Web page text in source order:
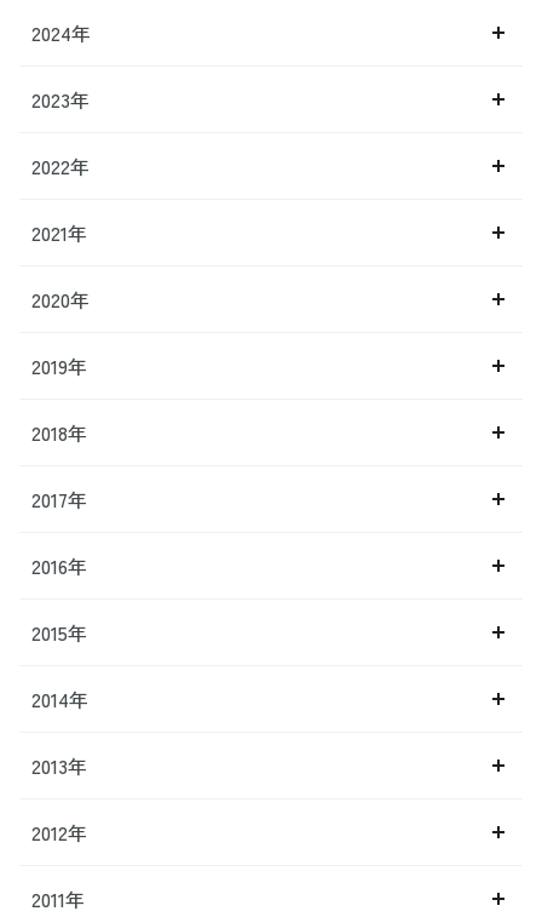
2024年
2023年
2022年
2021年
2020年
2019年
2018年
2017年
2016年
2015年
2014年
2013年
2012年
2011年